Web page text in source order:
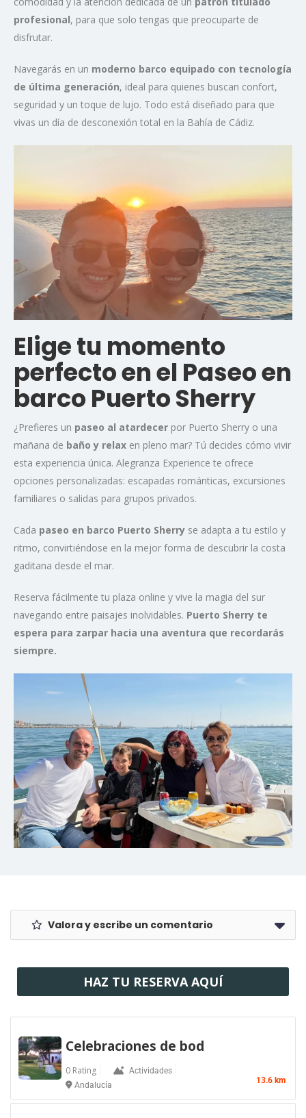
profesional, para que solo tengas que preocuparte de
disfrutar.
Navegarás en un moderno barco equipado con tecnología
de última generación, ideal para quienes buscan confort,
seguridad y un toque de lujo. Todo está diseñado para que
vivas un día de desconexión total en la Bahía de Cádiz.
Elige tu momento
perfectoen el Paseo en
barco Puerto Sherry
¿Prefieres un paseo al atardecer por Puerto Sherry o una
mañana de baño y relax en pleno mar? Tú decides cómo vivir
esta experiencia única. Alegranza Experience te ofrece
opciones personalizadas: escapadas románticas, excursiones
familiares o salidas para grupos privados.
Cada paseo en barco Puerto Sherry se adapta a tu estilo y
ritmo, convirtiéndose en la mejor forma de descubrir la costa
gaditana desde el mar.
Reserva fácilmente tu plaza online y vive la magia del sur
navegando entre paisajes inolvidables. Puerto Sherry te
espera para zarpar hacia una aventura que recordarás
siempre.
Valora y escribe un comentario
HAZ TU RESERVA AQUÍ
Celebraciones de bod
0 Rating
Actividades
Andalucía
13.6 km